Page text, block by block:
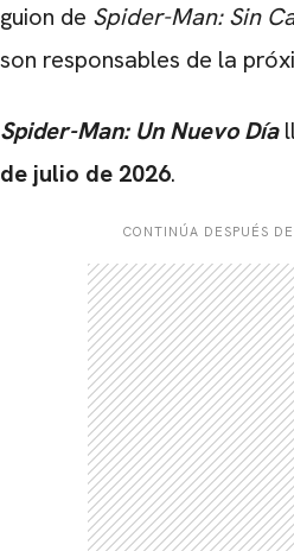
guion de Spider-Man: Sin
son responsables de la
Spider-Man: Un Nuevo Día
de julio de 2026.
CONTINÚA DESPUÉS